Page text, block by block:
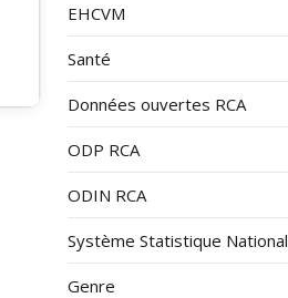
EHCVM
Santé
Données ouvertes RCA
ODP RCA
ODIN RCA
Système Statistique National
Genre